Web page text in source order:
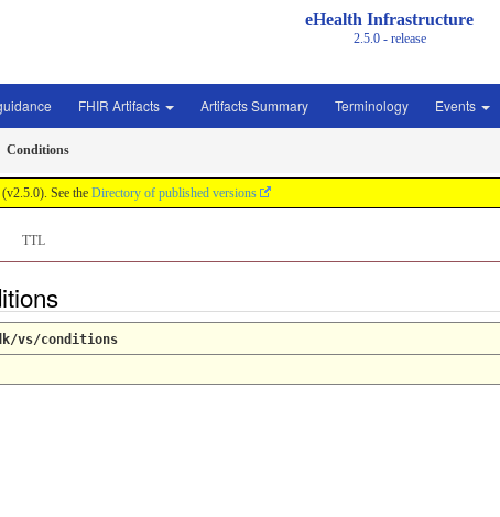
eHealth Infrastructure
2.5.0 - release
FHIR Artifacts Artifacts Summary Terminology Events
Conditions
See the Directory of published versions
TTL
vs/conditions